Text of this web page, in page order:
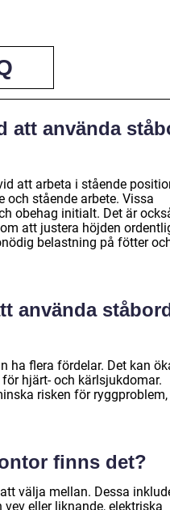
att använda
att arbeta i stående
stående arbete. Vissa
obehag initialt. Det är
att justera höjden
belastning på fötter
använda
ha flera fördelar. Det kan
hjärt- och kärlsjukdomar.
risken för
finns det?
välja mellan. Dessa
eller liknande, elektriska